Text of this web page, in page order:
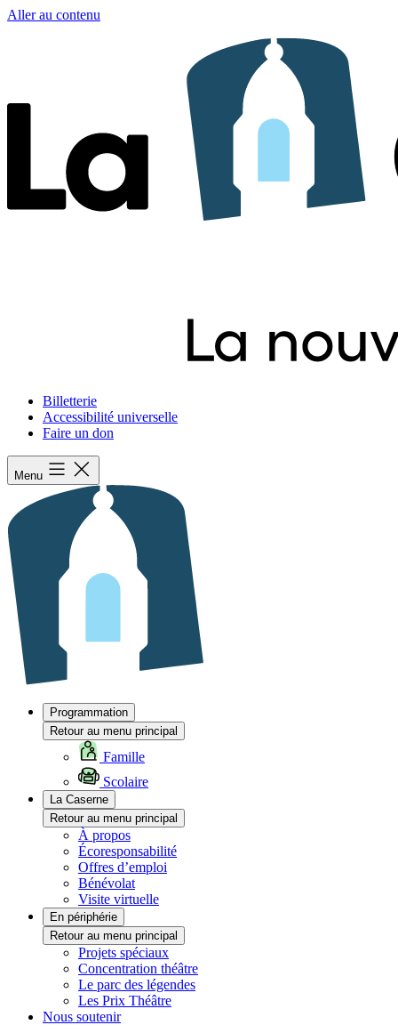
Aller au contenu
Billetterie
Accessibilité universelle
Faire un don
Menu
Programmation
Retour au menu principal
Famille
Scolaire
La Caserne
Retour au menu principal
À propos
Écoresponsabilité
Offres d’emploi
Bénévolat
Visite virtuelle
En périphérie
Retour au menu principal
Projets spéciaux
Concentration théâtre
Le parc des légendes
Les Prix Théâtre
Nous soutenir